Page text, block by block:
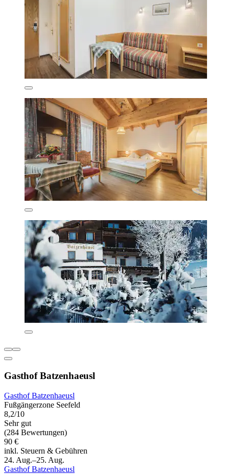
Gasthof Batzenhaeusl
Gasthof Batzenhaeusl
Fußgängerzone Seefeld
8,2/10
Sehr gut
(284 Bewertungen)
90 €
inkl. Steuern & Gebühren
24. Aug.–25. Aug.
Gasthof Batzenhaeusl